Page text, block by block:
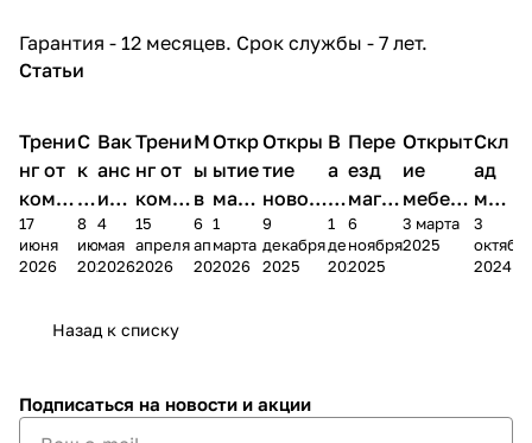
Гарантия - 12 месяцев. Срок службы - 7 лет.
Статьи
Трени
нг от
комп
ании
Мело
17
июня
2026
С
к
и
д
к
2
8
июня
2026
Вак
анс
ия в
Чеб
окс
4
мая
2026
Трени
нг от
комп
ании
Мело
15
апреля
2026
М
ы
в
М
А
6
апреля
2026
Откр
ытие
мага
зина
в
1
марта
2026
Откры
тие
новог
о
магаз
9
декабря
2025
В
а
к
а
н
1
декабря
2025
Пере
езд
магаз
ина в
г.
6
ноября
2025
Открыт
ие
мебель
ного
салона
3 марта
2025
Скл
ад
меб
ели
пер
3
2024
Назад к списку
Подписаться на новости и акции